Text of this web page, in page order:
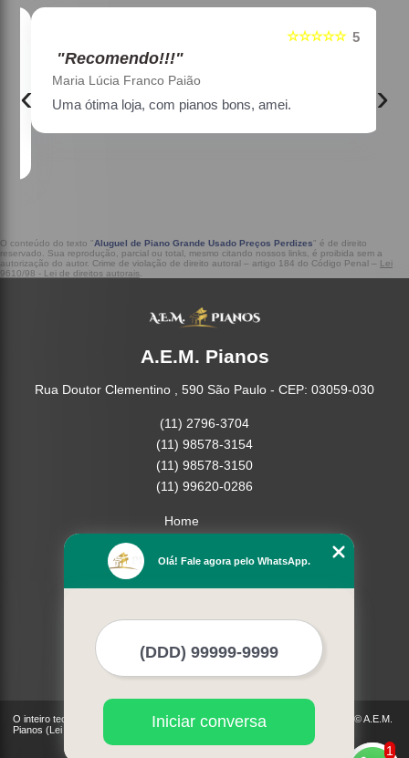
5
☆☆☆☆☆
"Recomendo!!!"
Maria Lúcia Franco Paião
Uma ótima loja, com pianos bons, amei.
‹ ›
O conteúdo do texto "Aluguel de Piano Grande Usado Preços Perdizes" é de direito
reservado. Sua reprodução, parcial ou total, mesmo citando nossos links, é proibida sem a
autorização do autor. Crime de violação de direito autoral – artigo 184 do Código Penal – Lei
9610/98 - Lei de direitos autorais
A.E.M. Pianos
Rua Doutor Clementino , 590 São Paulo - CEP: 03059-030
(11) 2796-3704
(11) 98578-3154
(11) 98578-3150
(11) 99620-0286
Home
Missão
Mais Serviços
O inteiro teor deste site está sujeito à proteção de direitos autorais. Copyright© A.E.M.
Pianos (Lei 9610 de 19/02/1998)
1
Olá! Fale agora pelo WhatsApp.
Iniciar conversa